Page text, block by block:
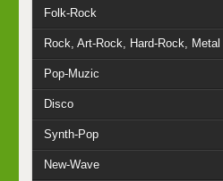
Folk-Rock
Rock, Art-Rock, Hard-Rock, Metal
Pop-Muzic
Disco
Synth-Pop
New-Wave